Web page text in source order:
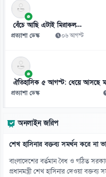
১১
১০ বছরের জ্বালানি পরিকল্পনা সংসদে
০৯ আগস্ট
১২
সালমান শাহ হত্যা মামলায় ডন আটক
০৯ আগস্ট
০৯ আগস্ট
১৪
সুদ ছাড়াই পাঁচ হাজার টাকার
০৯ আগস্ট
বেঁচে আছি এটাই মিরাকল...
প্রত্যাশা ডেস্ক ০৬ আগস্ট
ঐতিহাসিক ৫ আগস্ট: ধেয়ে আসছে
প্রত্যাশা ডেস্ক
অনলাইন জরিপ
শেখ হাসিনার বক্তব্য সমর্থন করে না
বাংলাদেশের বর্তমান বৈধ ও গঠিত
প্রধানমন্ত্রী শেখ হাসিনার দেওয়া